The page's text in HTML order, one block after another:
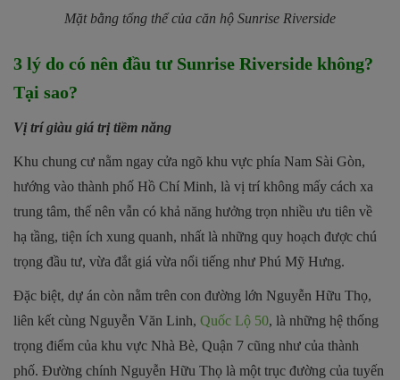
Mặt bằng tổng thể của căn hộ Sunrise Riverside
3 lý do có nên đầu tư Sunrise Riverside không?
Tại sao?
Vị trí giàu giá trị tiềm năng
Khu chung cư nằm ngay cửa ngõ khu vực phía Nam Sài Gòn,
hướng vào thành phố Hồ Chí Minh, là vị trí không mấy cách xa
trung tâm, thế nên vẫn có khả năng hưởng trọn nhiều ưu tiên về
hạ tầng, tiện ích xung quanh, nhất là những quy hoạch được chú
trọng đầu tư, vừa đắt giá vừa nổi tiếng như Phú Mỹ Hưng.
Đặc biệt, dự án còn nằm trên con đường lớn Nguyễn Hữu Thọ,
liên kết cùng Nguyễn Văn Linh, Quốc Lộ 50, là những hệ thống
trọng điểm của khu vực Nhà Bè, Quận 7 cũng như của thành
phố. Đường chính Nguyễn Hữu Thọ là một trục đường của tuyến